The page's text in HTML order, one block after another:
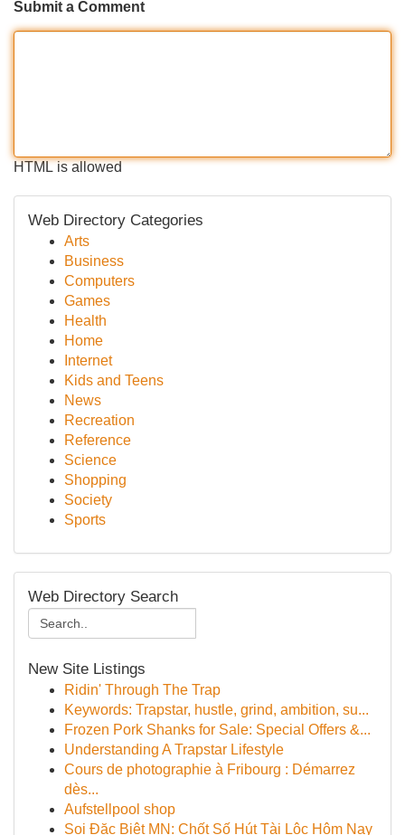
Submit a Comment
HTML is allowed
Web Directory Categories
Arts
Business
Computers
Games
Health
Home
Internet
Kids and Teens
News
Recreation
Reference
Science
Shopping
Society
Sports
Web Directory Search
New Site Listings
Ridin' Through The Trap
Keywords: Trapstar, hustle, grind, ambition, su...
Frozen Pork Shanks for Sale: Special Offers &...
Understanding A Trapstar Lifestyle
Cours de photographie à Fribourg : Démarrez
dès...
Aufstellpool shop
Soi Đặc Biệt MN: Chốt Số Hút Tài Lộc Hôm Nay